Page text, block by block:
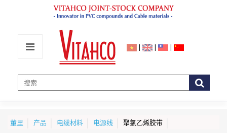
| | |
董里 产品 电缆材料 电源线 聚氯乙烯胶带